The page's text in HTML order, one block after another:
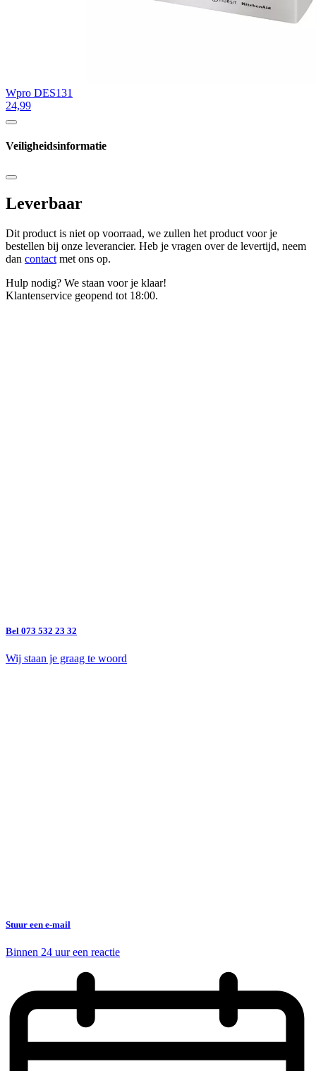
Wpro DES131
24,99
Veiligheidsinformatie
Leverbaar
Dit product is niet op voorraad, we zullen het product voor je
bestellen bij onze leverancier. Heb je vragen over de levertijd, neem
dan contact met ons op.
Hulp nodig? We staan voor je klaar!
Klantenservice geopend tot 18:00.
Bel 073 532 23 32
Wij staan je graag te woord
Stuur een e-mail
Binnen 24 uur een reactie